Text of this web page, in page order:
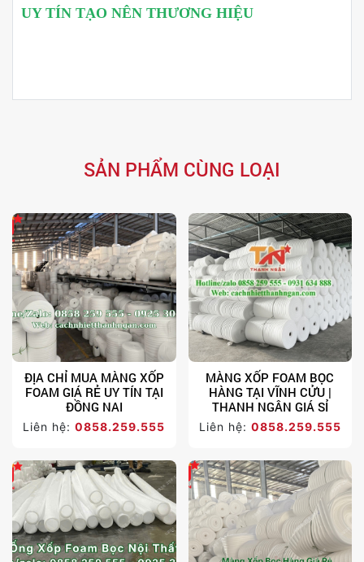
UY TÍN TẠO NÊN THƯƠNG HIỆU
SẢN PHẨM CÙNG LOẠI
ĐỊA CHỈ MUA MÀNG XỐP
FOAM GIÁ RẺ UY TÍN TẠI
ĐỒNG NAI
Liên hệ:0858.259.555
MÀNG XỐP FOAM BỌC
HÀNG TẠI VĨNH CỬU |
THANH NGÂN GIÁ SỈ
Liên hệ: 0858.259.555